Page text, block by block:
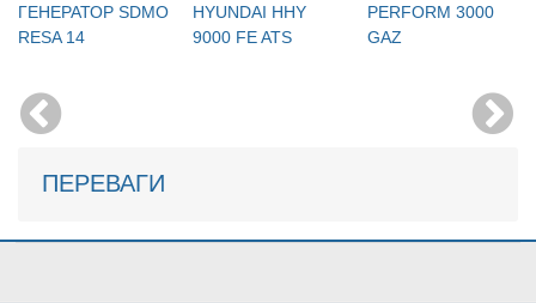
ГЕНЕРАТОР SDMO
RESA 14
HYUNDAI HHY
9000 FE ATS
PERFORM 3000
GAZ
ПЕРЕВАГИ